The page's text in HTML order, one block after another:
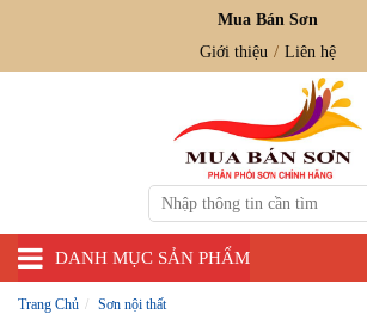
Mua Bán Sơn
Giới thiệu
Liên hệ
DANH MỤC SẢN PHẨM
Trang Chủ Sơn nội thất